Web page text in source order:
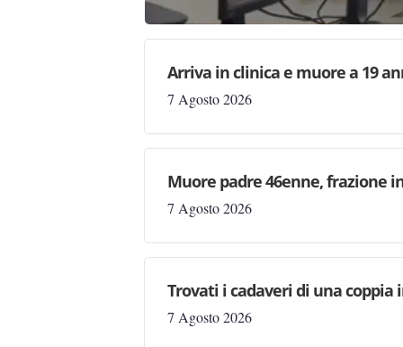
Arriva in clinica e muore a 19
7 Agosto 2026
Muore padre 46enne, frazione
7 Agosto 2026
Trovati i cadaveri di una coppia
7 Agosto 2026